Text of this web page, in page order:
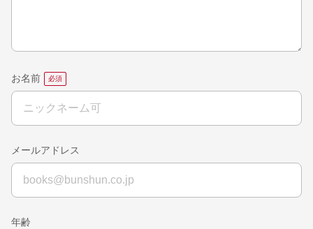
お名前
メールアドレス
年齢